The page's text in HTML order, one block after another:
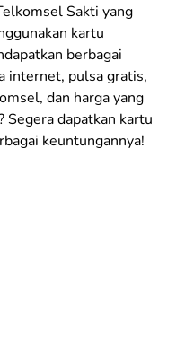
Sakti yang
kartu
berbagai
internet, pulsa gratis,
dan harga yang
Segera dapatkan kartu
keuntungannya!